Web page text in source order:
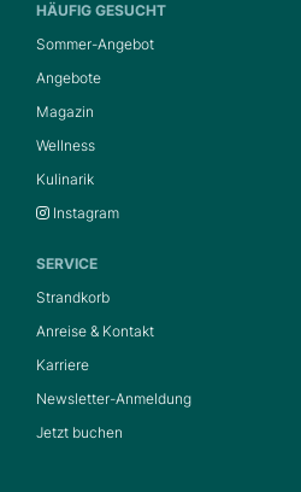
HÄUFIG GESUCHT
Sommer-Angebot
Angebote
Magazin
Wellness
Kulinarik
Instagram
SERVICE
Strandkorb
Anreise & Kontakt
Karriere
Newsletter-Anmeldung
Jetzt buchen